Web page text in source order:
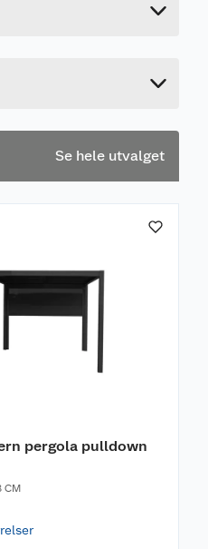
Se hele utvalget
pergola pulldown
CM